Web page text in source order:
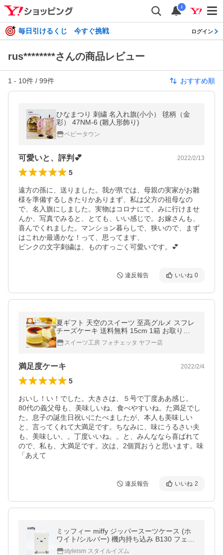
i
毎日引けるくじ 今すぐ挑戦 ログイン
rus********さんの商品レビュー
1 - 10件 / 99件 おすすめ順
ひなまつり 刺繍 名入れ旗(小小） 毬柄（金
彩） 47NM-6 (雛人形飾り)
ベビータウン
可愛いと、評判💕 2022/2/13
5
遠方の孫に、送りました。我が県では、母親の実家がお雛
様を準備するしきたりかありまず、私は父方の祖母なの
で、名入旗にしました。実物はコロナにて、みに行けませ
んか、写真でみると、とても、いい感じで。お嫁さんも、
喜んでくれました。マンション暮らしで、狭いので、まず
はこれか最適かな！って、思ってます、
ピンクの文字刺繍は、ものすっごく可愛いです。💕
違反報告 いいね 0
夏ギフト 天空のスイーツ 至高グルメ スフレ
チーズケーキ 送料無料 15cm 1箱 お取り寄
せ ポイント利用 ギフト ヒルナンデス ランキ
ングスイーツ工房 フォチェッタ ヤフー店
満足度ケーキ 2022/2/4
5
おいし！い！でした。大きさは、５号で丁度ああ感じ。
80代の義父母も、美味しいね、食べやすいね。た満足でし
た。息子の誕生日祝いにたべましたが、本人も美味しい
と、言ってくれて大満足です。ちなみに、味にうるさい夫
も、美味しい、。丁度いいね。。と、みんななら喜ばれて
ので、私も、大満足です。次は、2個買おうと思います。味
「あえて
違反報告 いいね 2
ミッフィー miffy ジッパースーツケース (ホ
ワイト/シルバー) 機内持ち込み B130 フェイ
スstyleism スタイルイズム